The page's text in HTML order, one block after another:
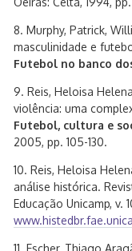
8. Murphy, Patrick,
masculinidade e
Futebol no banco
9. Reis, Heloisa
violência: uma
Futebol, cultura e
2005, pp. 105-130.
10. Reis, Heloisa
análise histórica.
Educação Unicamp, v.
11. Escher, Thiago